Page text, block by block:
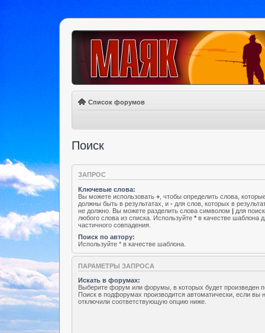
Список форумов
Поиск
ЗАПРОС
Ключевые слова:
Вы можете использовать + , чтобы определить слова,
должны быть в результатах, и - для слов, которых в
не должно. Вы можете разделить слова символом | для
любого слова из списка. Используйте * в качестве шаблона
частичного совпадения.
Поиск по автору:
Используйте * в качестве шаблона.
ПАРАМЕТРЫ ЗАПРОСА
Искать в форумах:
Выберите форум или форумы, в которых будет произведен
Поиск в подфорумах производится автоматически, если вы
отключили соответствующую опцию ниже.